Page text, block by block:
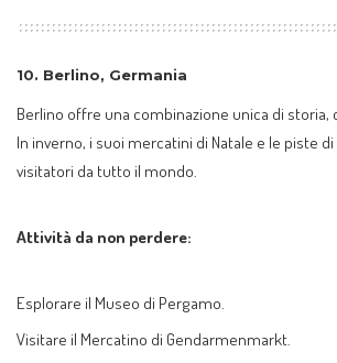
10. Berlino, Germania
Berlino offre una combinazione unica di
In inverno, i suoi mercatini di Natale e le piste
visitatori da tutto il mondo.
Attività da non perdere:
Esplorare il Museo di Pergamo.
Visitare il Mercatino di Gendarmenmarkt.